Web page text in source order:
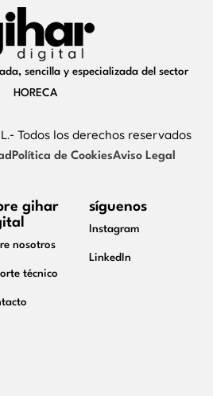
sencilla y especializada del sector
HORECA
Todos los derechos reservados
Política de CookiesAviso Legal
gihar
nosotros
técnico
síguenos
Instagram
LinkedIn